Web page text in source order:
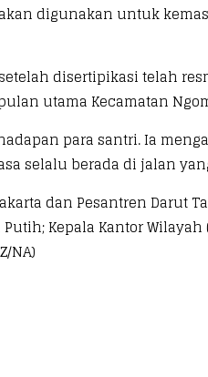
digunakan untuk
disertipikasi telah
utama Kecamatan
para santri. Ia
selalu berada di jalan
dan Pesantren Darut
Kepala Kantor Wilayah
NA)